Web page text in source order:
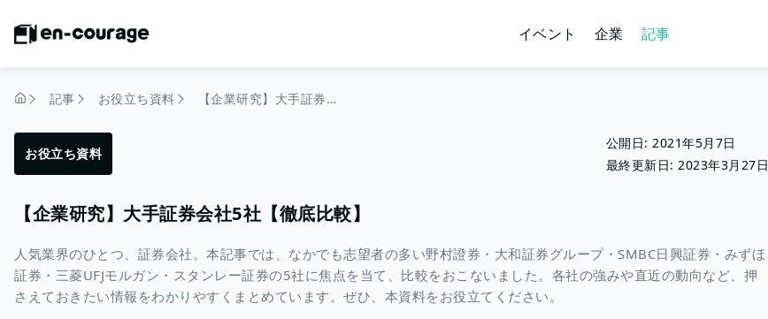
イベント 企業 記事
記事 お役立ち資料 【企業研究】大手証券会社5社【徹底比較】
お役立ち資料
公開日:2021年5月7日
最終更新日:2023年3月27日
【企業研究】大手証券会社5社【徹底比較】
人気業界のひとつ、証券会社。本記事では、なかでも志望者の多い野村證券・大和証券グループ・SMBC日興証券・みずほ
証券・三菱UFJモルガン・スタンレー証券の5社に焦点を当て、比較をおこないました。各社の強みや直近の動向など、押
さえておきたい情報をわかりやすくまとめています。ぜひ、本資料をお役立てください。